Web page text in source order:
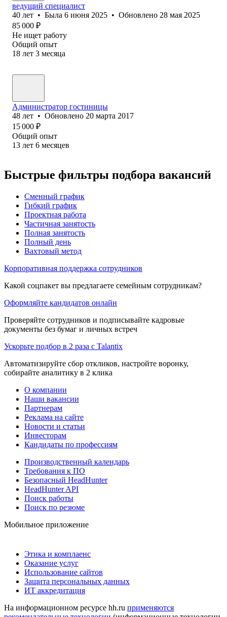
ведущий специалист
40 лет • Была 6 июня 2025 • Обновлено 28 мая 2025
85 000 ₽
Не ищет работу
Общий опыт
18 лет 3 месяца
Администратор гостиницы
48 лет • Обновлено 20 марта 2017
15 000 ₽
Общий опыт
13 лет 6 месяцев
Быстрые фильтры подбора вакансий
Сменный график
Гибкий график
Проектная работа
Частичная занятость
Полная занятость
Полный день
Вахтовый метод
Корпоративная поддержка сотрудников
Какой соцпакет вы предлагаете семейным сотрудникам?
Оформляйте кандидатов онлайн
Проверяйте сотрудников и подписывайте кадровые
документы без бумаг и личных встреч
Ускорьте подбор в 2 раза с Talantix
Автоматизируйте сбор откликов, настройте воронку,
собирайте аналитику в 2 клика
О компании
Наши вакансии
Партнерам
Реклама на сайте
Новости и статьи
Инвесторам
Кандидаты по профессиям
Производственный календарь
Требования к ПО
Безопасный HeadHunter
HeadHunter API
Поиск работы
Поиск по резюме
Мобильное приложение
Этика и комплаенс
Оказание услуг
Использование сайтов
Защита персональных данных
ИТ аккредитация
На информационном ресурсе hh.ru применяются